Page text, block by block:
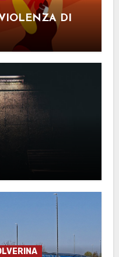
DI